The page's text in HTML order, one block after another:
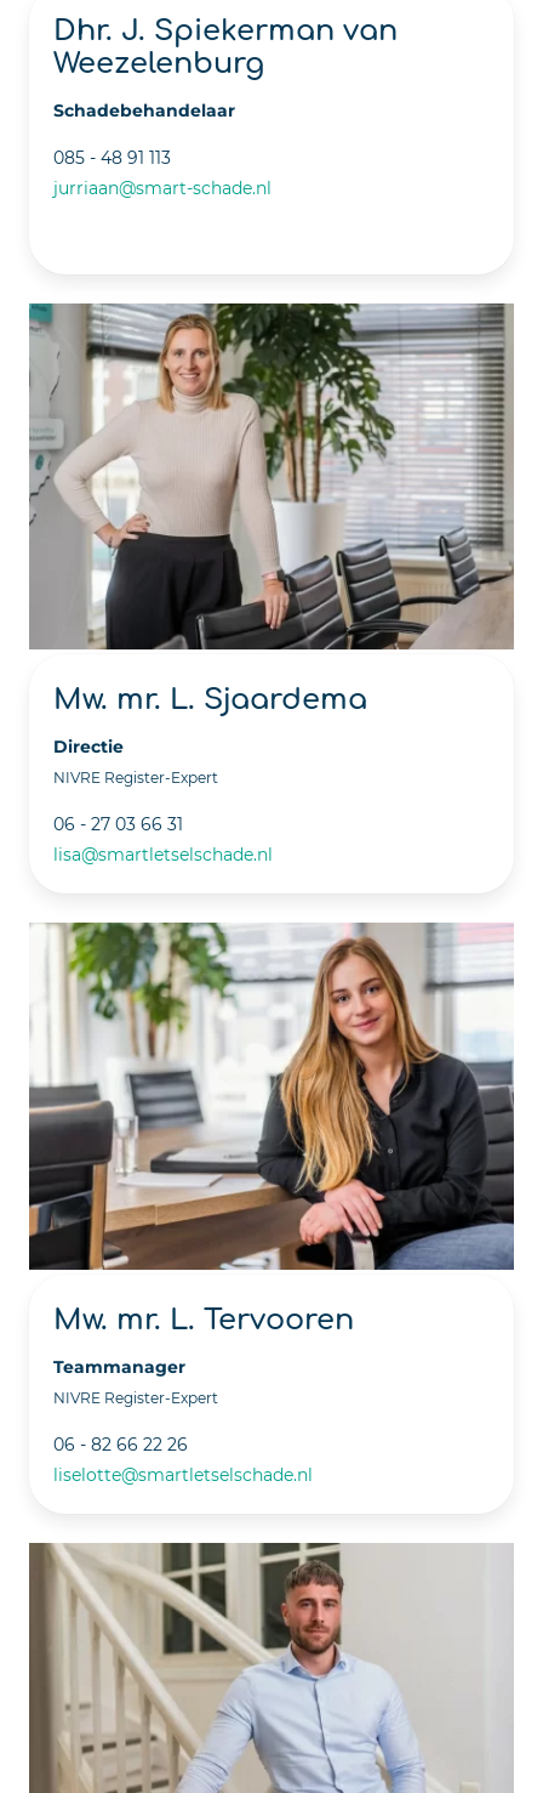
Dhr. J. Spiekerman van
Weezelenburg
Schadebehandelaar
085 - 48 91 113
jurriaan@smart-schade.nl
Mw. mr. L. Sjaardema
Directie
NIVRE Register-Expert
06 - 27 03 66 31
lisa@smartletselschade.nl
Mw. mr. L. Tervooren
Teammanager
NIVRE Register-Expert
06 - 82 66 22 26
liselotte@smartletselschade.nl